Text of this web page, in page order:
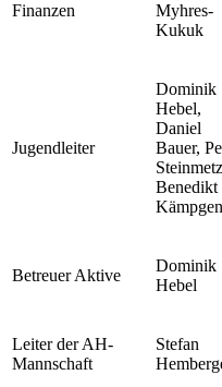
Finanzen
Myhres-
Kukuk
Jugendleiter
Dominik
Hebel,
Daniel
Bauer,
Benedikt
Kämpgen
Betreuer Aktive
Dominik
Hebel
Leiter der AH-
Mannschaft
Stefan